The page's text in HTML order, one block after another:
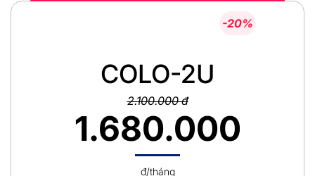
-20%
COLO-2U
2.100.000 đ
1.680.000
đ/tháng